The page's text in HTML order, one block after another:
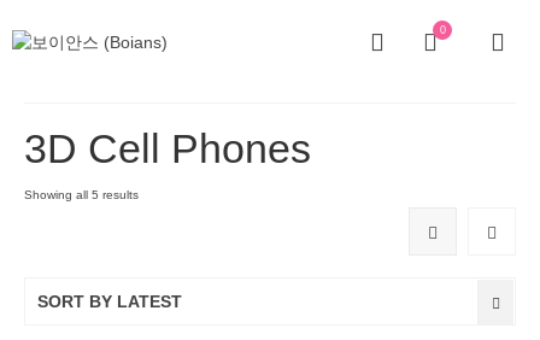
0
3D Cell Phones
Showing all 5 results
SORT BY LATEST